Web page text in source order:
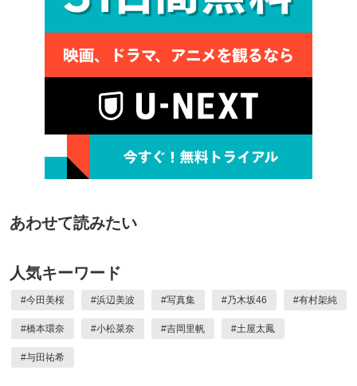
あわせて読みたい
人気キーワード
#今田美桜 #浜辺美波 #写真集 #乃木坂46 #有村架純
#橋本環奈 #小松菜奈 #吉岡里帆 #土屋太鳳
#与田祐希